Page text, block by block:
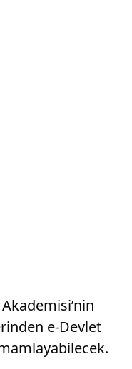
e-Devlet